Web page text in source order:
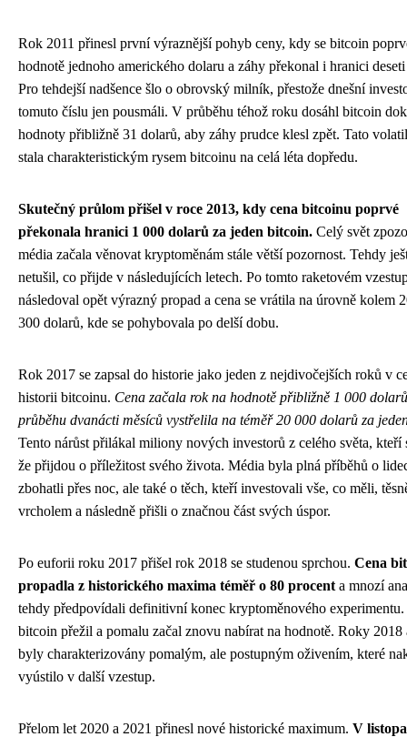
Rok 2011 přinesl první výraznější pohyb ceny, kdy se bitcoin
hodnotě jednoho amerického dolaru a záhy překonal i hranici
Pro tehdejší nadšence šlo o obrovský milník, přestože dnešní
tomuto číslu jen pousmáli. V průběhu téhož roku dosáhl bitcoin
hodnoty přibližně 31 dolarů, aby záhy prudce klesl zpět. Tato
stala charakteristickým rysem bitcoinu na celá léta dopředu.
Skutečný průlom přišel v roce 2013, kdy cena bitcoinu poprvé
překonala hranici 1 000 dolarů za jeden bitcoin. Celý svět
média začala věnovat kryptoměnám stále větší pozornost. Tehdy
netušil, co přijde v následujících letech. Po tomto raketovém
následoval opět výrazný propad a cena se vrátila na úrovně kolem
300 dolarů, kde se pohybovala po delší dobu.
Rok 2017 se zapsal do historie jako jeden z nejdivočejších roků v
historii bitcoinu. Cena začala rok na hodnotě přibližně 1 000
průběhu dvanácti měsíců vystřelila na téměř 20 000 dolarů za
Tento nárůst přilákal miliony nových investorů z celého světa, kteří
že přijdou o příležitost svého života. Média byla plná příběhů o
zbohatli přes noc, ale také o těch, kteří investovali vše, co měli,
vrcholem a následně přišli o značnou část svých úspor.
Po euforii roku 2017 přišel rok 2018 se studenou sprchou. Cena
propadla z historického maxima téměř o 80 procent a mnozí
tehdy předpovídali definitivní konec kryptoměnového experimentu.
bitcoin přežil a pomalu začal znovu nabírat na hodnotě. Roky 2018
byly charakterizovány pomalým, ale postupným oživením, které
vyústilo v další vzestup.
Přelom let 2020 a 2021 přinesl nové historické maximum. V